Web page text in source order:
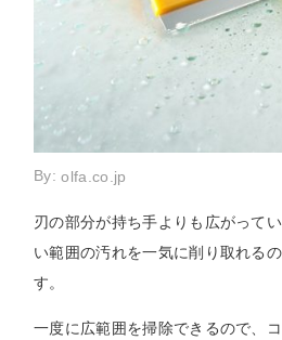
By:olfa.co.jp
刃の部分が持ち手よりも広がって
い範囲の汚れを一気に削り取れる
す。
一度に広範囲を掃除できるので、